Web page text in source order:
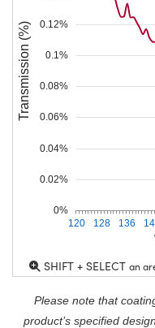
120 128 136
0%
0.02%
0.04%
0.06%
0.08%
0.1%
0.12%
Transmission (%)
SHIFT + SELECT an
Please note that
product’s specified